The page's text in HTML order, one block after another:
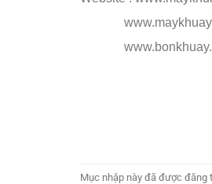
Mục nhập này đã được đăng